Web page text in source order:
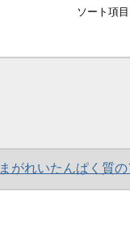
ソート項
まがれいたんぱく質